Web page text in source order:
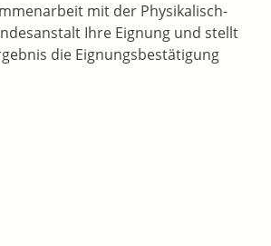
mit der Physikalisch-
Ihre Eignung und stellt
die Eignungsbestätigung